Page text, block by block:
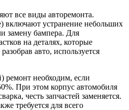
все виды авторемонта.
включают устранение небольших
замену бампера. Для
на деталях, которые
авто, используется
необходим, если
При этом корпус автомобиля
честь запчастей заменяется.
требуется для всего